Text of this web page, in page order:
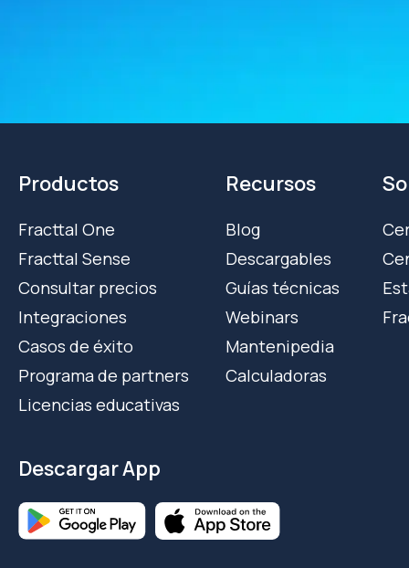
Productos
Fracttal One
Fracttal Sense
Consultar precios
Integraciones
Casos de éxito
Programa de partners
Licencias educativas
Recursos
Blog
Descargables
Guías técnicas
Webinars
Mantenipedia
Calculadoras
Descargar App